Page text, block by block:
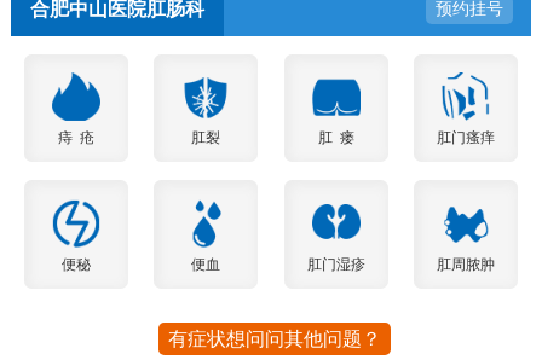
合肥中山医院肛肠科 预约挂号
痔 疮 肛裂 肛 瘘 肛门瘙痒
便秘 便血 肛门湿疹 肛周脓肿
有症状想问问其他问题？